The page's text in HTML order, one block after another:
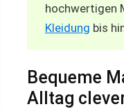
hochwertigen
Kleidung bis
Bequeme
Alltag